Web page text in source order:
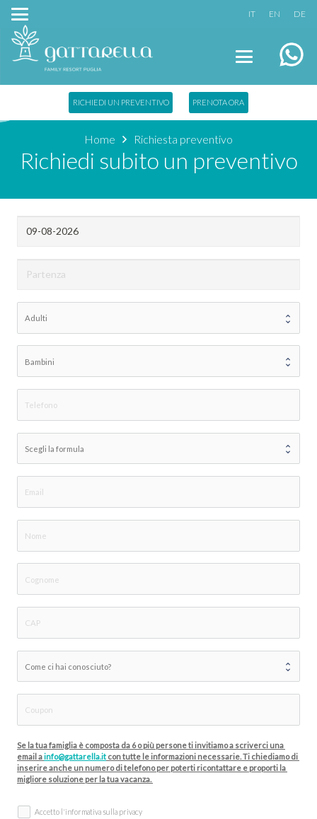
IT EN DE
RICHIEDI UN PREVENTIVO PRENOTA ORA
Home Richiesta preventivo
Richiedi subito un preventivo
Se la tua famiglia è composta da 6 o più persone ti invitiamo a scriverci una
email a info@gattarella.it con tutte le informazioni necessarie. Ti chiediamo di
inserire anche un numero di telefono per poterti ricontattare e proporti la
migliore soluzione per la tua vacanza.
Accetto l'informativa sulla privacy